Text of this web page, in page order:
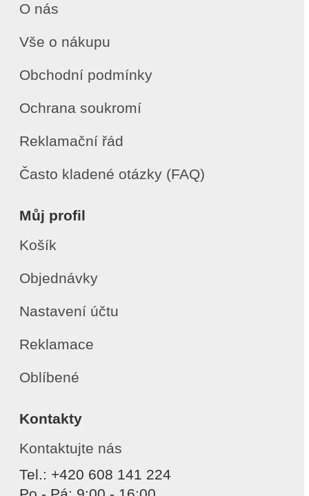
O nás
Vše o nákupu
Obchodní podmínky
Ochrana soukromí
Reklamační řád
Často kladené otázky (FAQ)
Můj profil
Košík
Objednávky
Nastavení účtu
Reklamace
Oblíbené
Kontakty
Kontaktujte nás
Tel.: +420 608 141 224